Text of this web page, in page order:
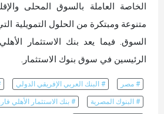
الخاصة العاملة بالسوق المحلى
متنوعة ومبتكرة من الحلول التمويلية
السوق. فيما يعد بنك الاستثمار
الرئيسين في سوق بنوك الاستثمار.
# مصر # البنك العربي الإفريقي الدولي
# البنوك المصرية # بنك الاستثمار الأهلي